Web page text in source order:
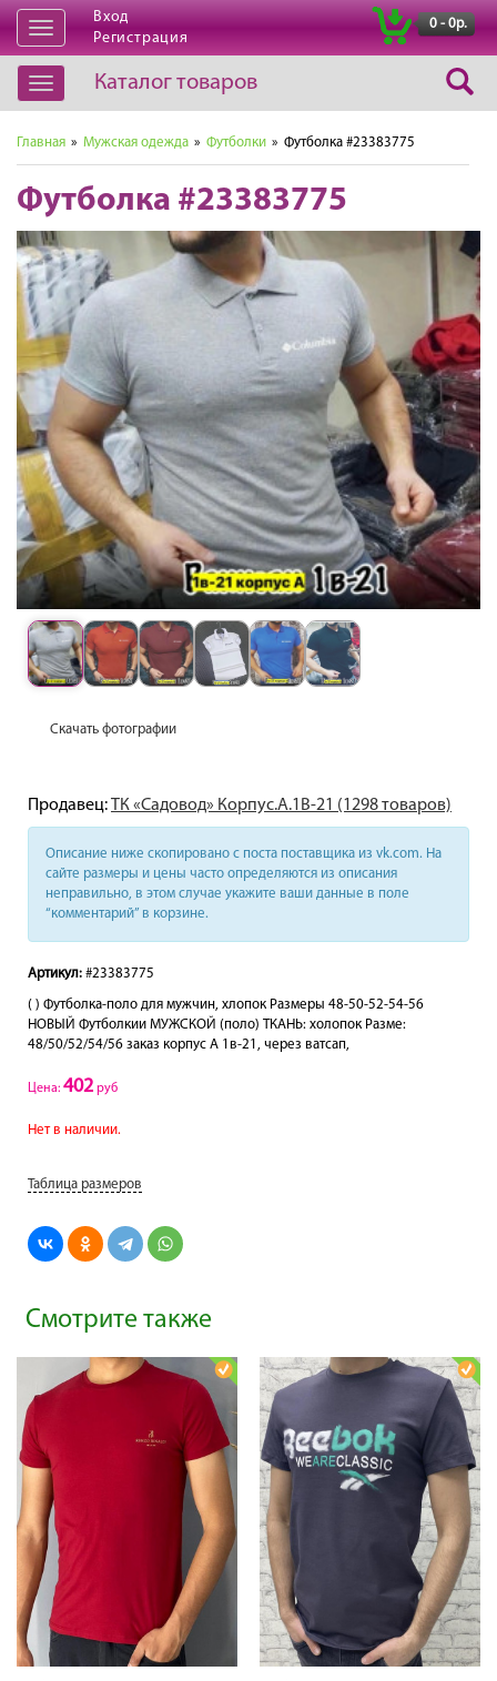
Открыть
навигацию
Вход
Регистрация
0 - 0р.
Открыть
навигацию
Каталог товаров
Главная » Мужская одежда » Футболки » Футболка #23383775
Футболка #23383775
Скачать фотографии
Продавец:ТК «Садовод» Корпус.А.1В-21 (1298 товаров)
Описание ниже скопировано с поста поставщика из vk.com. На
сайте размеры и цены часто определяются из описания
неправильно, в этом случае укажите ваши данные в поле
“комментарий” в корзине.
Артикул: #23383775
( ) Футболка-поло для мужчин, хлопок Размеры 48-50-52-54-56
НОВЫЙ Футболкии МУЖСКОЙ (поло) ТКАНЬ: холопок Разме:
48/50/52/54/56 заказ корпус А 1в-21, через ватсап,
Цена: 402 руб
Нет в наличии.
Таблица размеров
Смотрите также